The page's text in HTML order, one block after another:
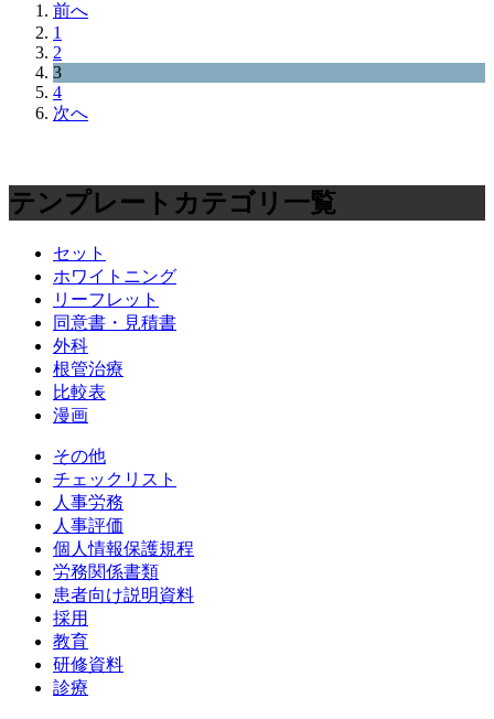
前へ
1
2
3
4
次へ
テンプレートカテゴリ一覧
セット
ホワイトニング
リーフレット
同意書・見積書
外科
根管治療
比較表
漫画
その他
チェックリスト
人事労務
人事評価
個人情報保護規程
労務関係書類
患者向け説明資料
採用
教育
研修資料
診療